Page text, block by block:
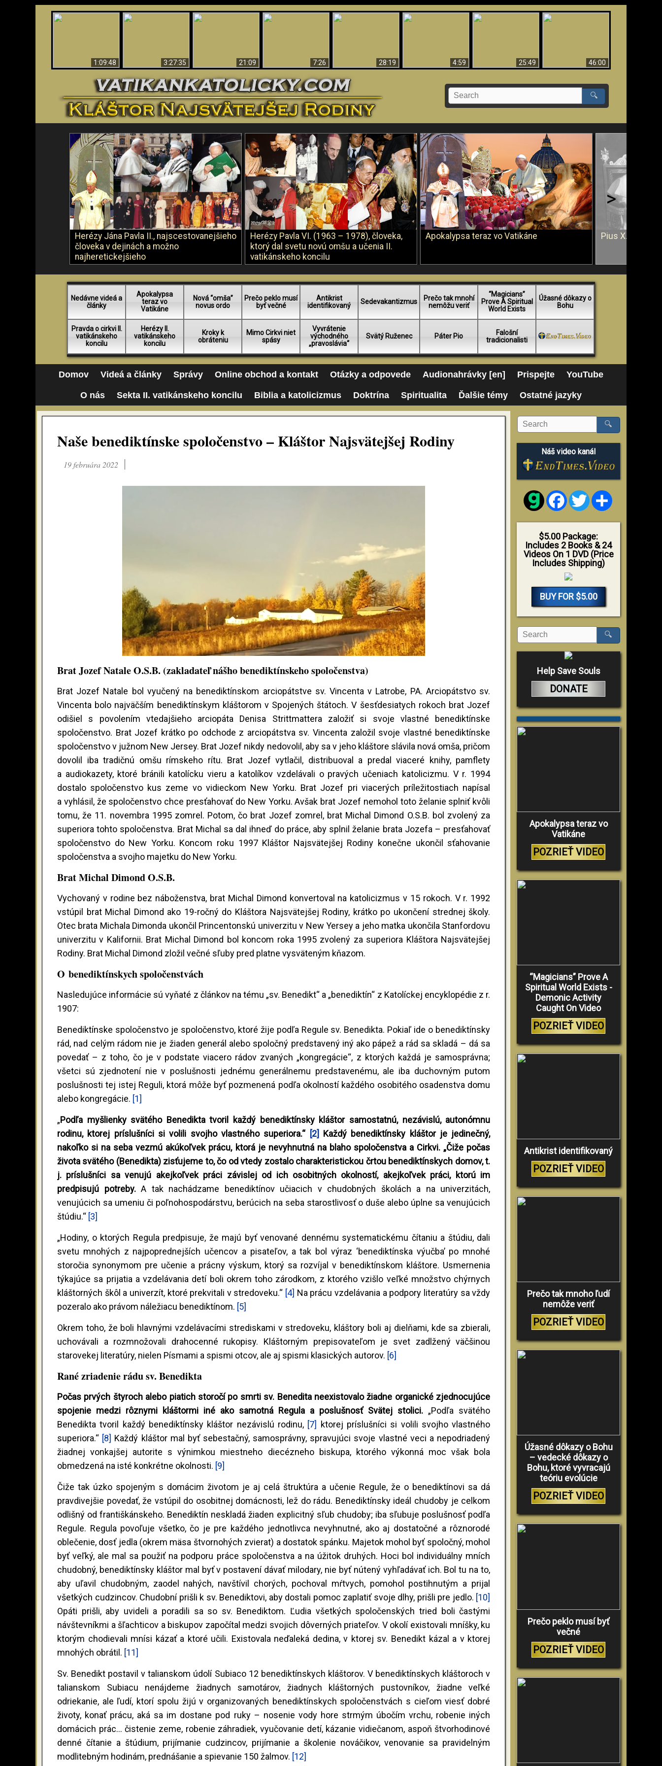
1:09:48 3:27:35
21:09
7:26 28:19
4:59
25:49 46:00
🔍
Herézy Jána Pavla II., najscestovanejšieho
človeka v dejinách a možno
najheretickejšieho
Herézy Pavla VI. (1963 – 1978), človeka,
ktorý dal svetu novú omšu a učenia II.
vatikánskeho koncilu
Apokalypsa teraz vo Vatikáne Pius X. vs. Ján
>
Nedávne videá a
články
Apokalypsa
teraz vo
Vatikáne
Nová “omša”
novus ordo
Prečo peklo musí
byť večné
Antikrist
identifikovaný
Sedevakantizmus
Prečo tak mnohí
nemôžu veriť
“Magicians”
Prove A Spiritual
World Exists
Úžasné dôkazy o
Bohu
Pravda o cirkvi II.
vatikánskeho
koncilu
Herézy II.
vatikánskeho
koncilu
Kroky k
obráteniu
Mimo Cirkvi niet
spásy
Vyvrátenie
východného
„pravoslávia“
Svätý Ruženec Páter Pio
Falošní
tradicionalisti
Domov Videá a články Správy Online obchod a kontakt Otázky a odpovede Audionahrávky [en] Prispejte YouTube
O nás Sekta II. vatikánskeho koncilu Biblia a katolicizmus Doktrína Spiritualita Ďalšie témy Ostatné jazyky
Naše benediktínske spoločenstvo – Kláštor Najsvätejšej Rodiny
19 februára 2022
Brat Jozef Natale O.S.B. (zakladateľ nášho benediktínskeho spoločenstva)
Brat Jozef Natale bol vyučený na benediktínskom arciopátstve sv. Vincenta v Latrobe, PA. Arciopátstvo sv.
Vincenta bolo najväčším benediktínskym kláštorom v Spojených štátoch. V šesťdesiatych rokoch brat Jozef
odišiel s povolením vtedajšieho arciopáta Denisa Strittmattera založiť si svoje vlastné benediktínske
spoločenstvo. Brat Jozef krátko po odchode z arciopátstva sv. Vincenta založil svoje vlastné benediktínske
spoločenstvo v južnom New Jersey. Brat Jozef nikdy nedovolil, aby sa v jeho kláštore slávila nová omša, pričom
dovolil iba tradičnú omšu rímskeho rítu. Brat Jozef vytlačil, distribuoval a predal viaceré knihy, pamflety
a audiokazety, ktoré bránili katolícku vieru a katolíkov vzdelávali o pravých učeniach katolicizmu. V r. 1994
dostalo spoločenstvo kus zeme vo vidieckom New Yorku. Brat Jozef pri viacerých príležitostiach napísal
a vyhlásil, že spoločenstvo chce presťahovať do New Yorku. Avšak brat Jozef nemohol toto želanie splniť kvôli
tomu, že 11. novembra 1995 zomrel. Potom, čo brat Jozef zomrel, brat Michal Dimond O.S.B. bol zvolený za
superiora tohto spoločenstva. Brat Michal sa dal ihneď do práce, aby splnil želanie brata Jozefa – presťahovať
spoločenstvo do New Yorku. Koncom roku 1997 Kláštor Najsvätejšej Rodiny konečne ukončil sťahovanie
spoločenstva a svojho majetku do New Yorku.
Brat Michal Dimond O.S.B.
Vychovaný v rodine bez náboženstva, brat Michal Dimond konvertoval na katolicizmus v 15 rokoch. V r. 1992
vstúpil brat Michal Dimond ako 19-ročný do Kláštora Najsvätejšej Rodiny, krátko po ukončení strednej školy.
Otec brata Michala Dimonda ukončil Princentonskú univerzitu v New Yersey a jeho matka ukončila Stanfordovu
univerzitu v Kalifornii. Brat Michal Dimond bol koncom roka 1995 zvolený za superiora Kláštora Najsvätejšej
Rodiny. Brat Michal Dimond zložil večné sľuby pred platne vysväteným kňazom.
O benediktínskych spoločenstvách
Nasledujúce informácie sú vyňaté z článkov na tému „sv. Benedikt“ a „benediktín“ z Katolíckej encyklopédie z r.
1907:
Benediktínske spoločenstvo je spoločenstvo, ktoré žije podľa Regule sv. Benedikta. Pokiaľ ide o benediktínsky
rád, nad celým rádom nie je žiaden generál alebo spoločný predstavený iný ako pápež a rád sa skladá – dá sa
povedať – z toho, čo je v podstate viacero rádov zvaných „kongregácie“, z ktorých každá je samosprávna;
všetci sú zjednotení nie v poslušnosti jednému generálnemu predstavenému, ale iba duchovným putom
poslušnosti tej istej Reguli, ktorá môže byť pozmenená podľa okolností každého osobitého osadenstva domu
alebo kongregácie. [1]
„Podľa myšlienky svätého Benedikta tvoril každý benediktínsky kláštor samostatnú, nezávislú, autonómnu
rodinu, ktorej príslušníci si volili svojho vlastného superiora.“ [2] Každý benediktínsky kláštor je jedinečný,
nakoľko si na seba vezmú akúkoľvek prácu, ktorá je nevyhnutná na blaho spoločenstva a Cirkvi. „Čiže počas
života svätého (Benedikta) zisťujeme to, čo od vtedy zostalo charakteristickou črtou benediktínskych domov, t.
j. príslušníci sa venujú akejkoľvek práci závislej od ich osobitných okolností, akejkoľvek práci, ktorú im
predpisujú potreby.A tak nachádzame benediktínov učiacich v chudobných školách a na univerzitách,
venujúcich sa umeniu či poľnohospodárstvu, berúcich na seba starostlivosť o duše alebo úplne sa venujúcich
štúdiu.“ [3]
„Hodiny, o ktorých Regula predpisuje, že majú byť venované dennému systematickému čítaniu a štúdiu, dali
svetu mnohých z najpoprednejších učencov a pisateľov, a tak bol výraz ‘benediktínska výučba’ po mnohé
storočia synonymom pre učenie a prácny výskum, ktorý sa rozvíjal v benediktínskom kláštore. Usmernenia
týkajúce sa prijatia a vzdelávania detí boli okrem toho zárodkom, z ktorého vzišlo veľké množstvo chýrnych
kláštorných škôl a univerzít, ktoré prekvitali v stredoveku.“ [4] Na prácu vzdelávania a podpory literatúry sa vždy
pozeralo ako právom náležiacu benediktínom. [5]
Okrem toho, že boli hlavnými vzdelávacími strediskami v stredoveku, kláštory boli aj dielňami, kde sa zbierali,
uchovávali a rozmnožovali drahocenné rukopisy. Kláštorným prepisovateľom je svet zadlžený väčšinou
starovekej literatúry, nielen Písmami a spismi otcov, ale aj spismi klasických autorov. [6]
Rané zriadenie rádu sv. Benedikta
Počas prvých štyroch alebo piatich storočí po smrti sv. Benedita neexistovalo žiadne organické zjednocujúce
spojenie medzi rôznymi kláštormi iné ako samotná Regula a poslušnosť Svätej stolici. „Podľa svätého
Benedikta tvoril každý benediktínsky kláštor nezávislú rodinu, [7]
ktorej príslušníci si volili svojho vlastného
superiora.“ [8] Každý kláštor mal byť sebestačný, samosprávny, spravujúci svoje vlastné veci a nepodriadený
žiadnej vonkajšej autorite s výnimkou miestneho diecézneho biskupa, ktorého výkonná moc však bola
obmedzená na isté konkrétne okolnosti. [9]
Čiže tak úzko spojeným s domácim životom je aj celá štruktúra a učenie Regule, že o benediktínovi sa dá
pravdivejšie povedať, že vstúpil do osobitnej domácnosti, lež do rádu. Benediktínsky ideál chudoby je celkom
odlišný od františkánskeho. Benediktín neskladá žiaden explicitný sľub chudoby; iba sľubuje poslušnosť podľa
Regule. Regula povoľuje všetko, čo je pre každého jednotlivca nevyhnutné, ako aj dostatočné a rôznorodé
oblečenie, dosť jedla (okrem mäsa štvornohých zvierat) a dostatok spánku. Majetok mohol byť spoločný, mohol
byť veľký, ale mal sa použiť na podporu práce spoločenstva a na úžitok druhých. Hoci bol individuálny mních
chudobný, benediktínsky kláštor mal byť v postavení dávať milodary, nie byť nútený vyhľadávať ich. Bol tu na to,
aby uľavil chudobným, zaodel nahých, navštívil chorých, pochoval mŕtvych, pomohol postihnutým a prijal
všetkých cudzincov. Chudobní prišli k sv. Benediktovi, aby dostali pomoc zaplatiť svoje dlhy, prišli pre jedlo. [10]
Opáti prišli, aby uvideli a poradili sa so sv. Benediktom. Ľudia všetkých spoločenských tried boli častými
návštevníkmi a šľachticov a biskupov započítal medzi svojich dôverných priateľov. V okolí existovali mníšky, ku
ktorým chodievali mnísi kázať a ktoré učili. Existovala neďaleká dedina, v ktorej sv. Benedikt kázal a v ktorej
mnohých obrátil. [11]
Sv. Benedikt postavil v talianskom údolí Subiaco 12 benediktínskych kláštorov. V benediktínskych kláštoroch v
talianskom Subiacu nenájdeme žiadnych samotárov, žiadnych kláštorných pustovníkov, žiadne veľké
odriekanie, ale ľudí, ktorí spolu žijú v organizovaných benediktínskych spoločenstvách s cieľom viesť dobré
životy, konať prácu, aká sa im dostane pod ruky – nosenie vody hore strmým úbočím vrchu, robenie iných
domácich prác... čistenie zeme, robenie záhradiek, vyučovanie detí, kázanie vidiečanom, aspoň štvorhodinové
denné čítanie a štúdium, prijímanie cudzincov, prijímanie a školenie nováčikov, venovanie sa pravidelným
modlitebným hodinám, prednášanie a spievanie 150 žalmov. [12]
🔍
Náš video kanál
FacebookTwitter
$5.00 Package:
Includes 2 Books & 24
Videos On 1 DVD (Price
Includes Shipping)
BUY FOR $5.00
🔍
Help Save Souls
DONATE
Apokalypsa teraz vo
Vatikáne
POZRIEŤ VIDEO
“Magicians” Prove A
Spiritual World Exists -
Demonic Activity
Caught On Video
POZRIEŤ VIDEO
Antikrist identifikovaný
POZRIEŤ VIDEO
Prečo tak mnoho ľudí
nemôže veriť
POZRIEŤ VIDEO
Úžasné dôkazy o Bohu
– vedecké dôkazy o
Bohu, ktoré vyvracajú
teóriu evolúcie
POZRIEŤ VIDEO
Prečo peklo musí byť
večné
POZRIEŤ VIDEO